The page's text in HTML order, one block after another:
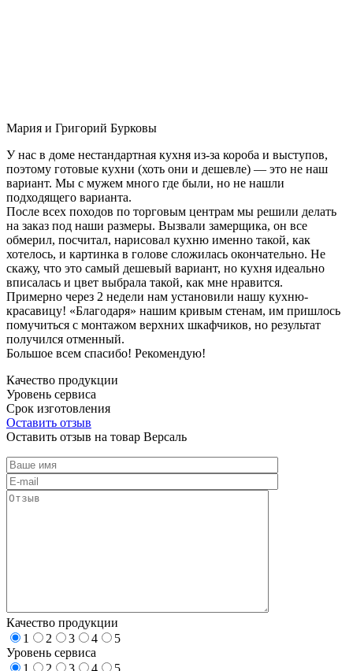
Мария и Григорий Бурковы
У нас в доме нестандартная кухня из-за короба и выступов,
поэтому готовые кухни (хоть они и дешевле) — это не наш
вариант. Мы с мужем много где были, но не нашли
подходящего варианта.
После всех походов по торговым центрам мы решили делать
на заказ под наши размеры. Вызвали замерщика, он все
обмерил, посчитал, нарисовал кухню именно такой, как
хотелось, и картинка в голове сложилась окончательно. Не
скажу, что это самый дешевый вариант, но кухня идеально
вписалась и цвет выбрала такой, как мне нравится.
Примерно через 2 недели нам установили нашу кухню-
красавицу! «Благодаря» нашим кривым стенам, им пришлось
помучиться с монтажом верхних шкафчиков, но результат
получился отменный.
Большое всем спасибо! Рекомендую!
Качество продукции
Уровень сервиса
Срок изготовления
Оставить отзыв
Оставить отзыв на товар Версаль
Качество продукции
1
2 3 4
5
Уровень сервиса
1
2 3 4 5